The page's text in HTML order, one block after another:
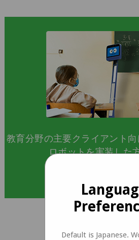
教育分野の主要クライアント
ロボットを実装した
Default is Japanese.